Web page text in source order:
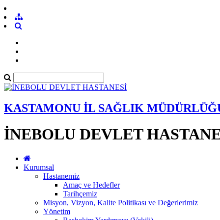
KASTAMONU İL SAĞLIK
İNEBOLU DEVLET
Kurumsal
Hastanemiz
Amaç ve Hedefler
Tarihçemiz
Misyon, Vizyon, Kalite Politikası ve Değerlerimiz
Yönetim